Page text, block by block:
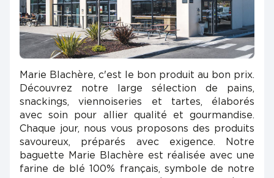
Marie Blachère, c'est le bon produit au bon prix.
Découvrez notre large sélection de pains,
snackings, viennoiseries et tartes, élaborés
avec soin pour allier qualité et gourmandise.
Chaque jour, nous vous proposons des produits
savoureux, préparés avec exigence. Notre
baguette Marie Blachère est réalisée avec une
farine de blé 100% français, symbole de notre